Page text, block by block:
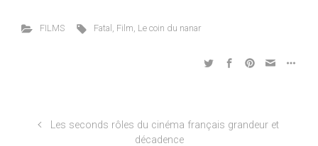
FILMS Fatal , Film, Le coin du nanar
Les seconds rôles du cinéma français grandeur et
décadence